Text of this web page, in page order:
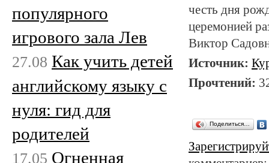
честь дня
церемонией
Виктор
Источник:
Прочтений:
Поделиться…
популярного
игрового зала Лев
27.08 Как учить детей
английскому языку с
нуля: гид для
родителей
17.05 Огненная